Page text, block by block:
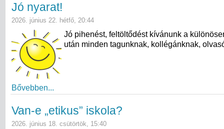
Jó nyarat!
2026. június 22. hétfő, 20:44
Jó pihenést, feltöltődést kívánunk a
után minden tagunknak, kollégánknak,
Bővebben...
Van-e „etikus” iskola?
2026. június 18. csütörtök, 15:40